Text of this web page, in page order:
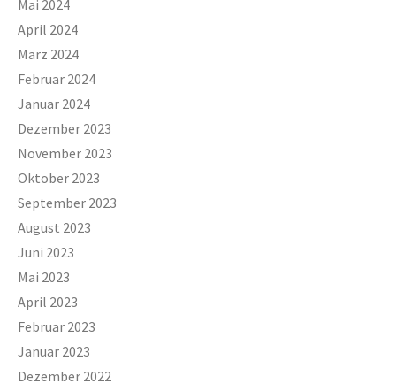
Mai 2024
April 2024
März 2024
Februar 2024
Januar 2024
Dezember 2023
November 2023
Oktober 2023
September 2023
August 2023
Juni 2023
Mai 2023
April 2023
Februar 2023
Januar 2023
Dezember 2022